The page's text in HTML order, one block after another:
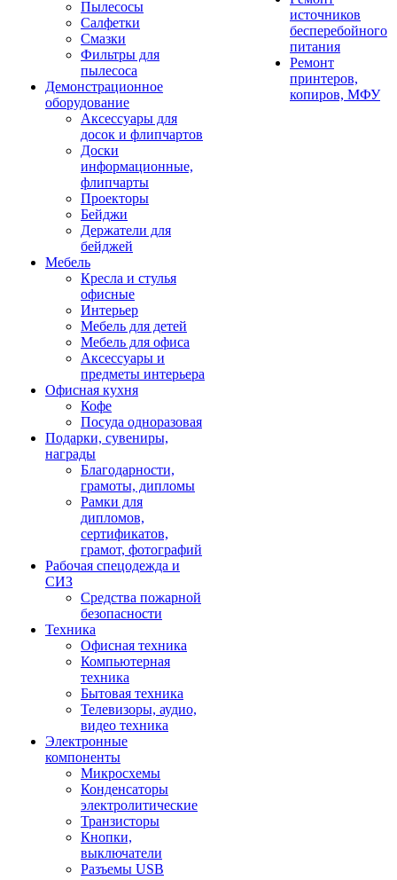
Пылесосы
Салфетки
Смазки
Фильтры для
пылесоса
Демонстрационное
оборудование
Аксессуары для
досок и флипчартов
Доски
информационные,
флипчарты
Проекторы
Бейджи
Держатели для
бейджей
Мебель
Кресла и стулья
офисные
Интерьер
Мебель для детей
Мебель для офиса
Аксессуары и
предметы интерьера
Офисная кухня
Кофе
Посуда одноразовая
Подарки, сувениры,
награды
Благодарности,
грамоты, дипломы
Рамки для
дипломов,
сертификатов,
грамот, фотографий
Рабочая спецодежда и
СИЗ
Средства пожарной
безопасности
Техника
Офисная техника
Компьютерная
техника
Бытовая техника
Телевизоры, аудио,
видео техника
Электронные
компоненты
Микросхемы
Конденсаторы
электролитические
Транзисторы
Кнопки,
выключатели
Разъемы USB
источников
бесперебойного
питания
Ремонт
принтеров,
копиров, МФУ